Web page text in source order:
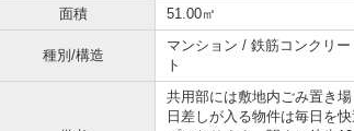
面積
51.00㎡
種別/構造
マンション / 鉄筋コンクリー
ト
共用部には敷地内ごみ置き
日差しが入る物件は毎日を